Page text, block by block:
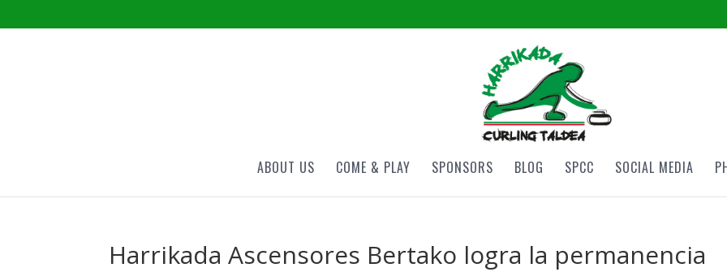
ABOUT US COME & PLAY SPONSORS BLOG SPCC SOCIAL MEDIA
Harrikada Ascensores Bertako logra la permanencia